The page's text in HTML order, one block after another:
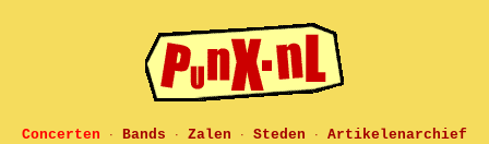
Concerten · Bands · Zalen · Steden · Artikelenarchief